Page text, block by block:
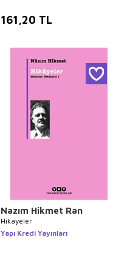
161,20 TL
Nazım Hikmet Ran
Hikayeler
Yapı Kredi Yayınları